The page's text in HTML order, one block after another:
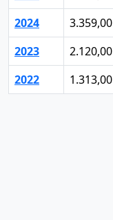
2024
3.359,00
2023
2.120,00
2022
1.313,00